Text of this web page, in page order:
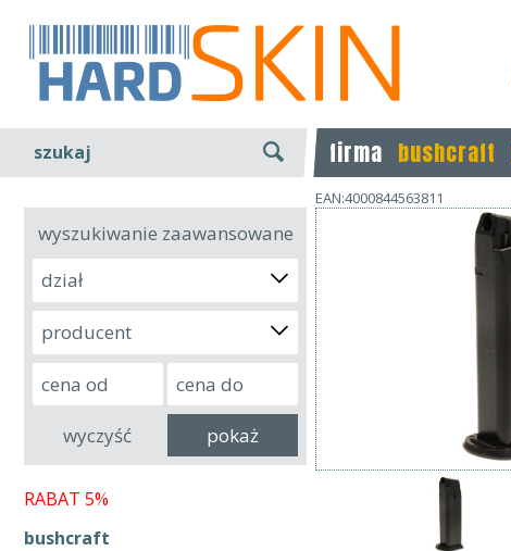
szukaj firma bushcraft
wyszukiwanie zaawansowane
dział
producent
RABAT 5%
bushcraft
EAN:4000844563811